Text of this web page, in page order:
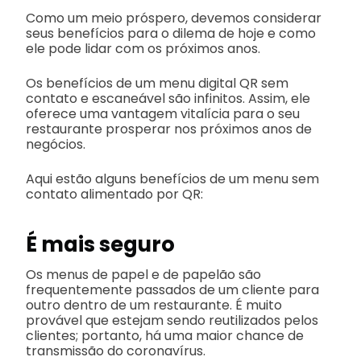
Como um meio próspero, devemos considerar
seus benefícios para o dilema de hoje e como
ele pode lidar com os próximos anos.
Os benefícios de um menu digital QR sem
contato e escaneável são infinitos. Assim, ele
oferece uma vantagem vitalícia para o seu
restaurante prosperar nos próximos anos de
negócios.
Aqui estão alguns benefícios de um menu sem
contato alimentado por QR:
É mais seguro
Os menus de papel e de papelão são
frequentemente passados de um cliente para
outro dentro de um restaurante. É muito
provável que estejam sendo reutilizados pelos
clientes; portanto, há uma maior chance de
transmissão do coronavírus.